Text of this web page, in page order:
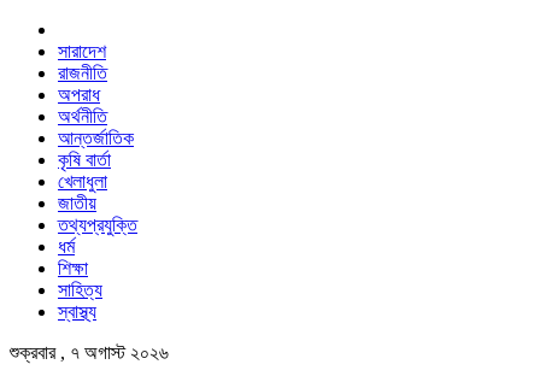
সারাদেশ
রাজনীতি
অপরাধ
অর্থনীতি
আন্তর্জাতিক
কৃষি বার্তা
খেলাধুলা
জাতীয়
তথ্যপ্রযুক্তি
ধর্ম
শিক্ষা
সাহিত্য
স্বাস্থ্য
শুক্রবার , ৭ অগাস্ট ২০২৬